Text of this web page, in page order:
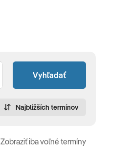
Vyhľadať
Najbližších termínov
Zobraziť iba voľné termíny